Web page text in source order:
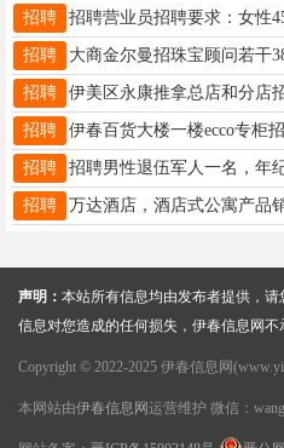
招聘
招聘
招聘
招聘
招聘
招聘
声明： 本站所有信息均由发布者提供，
信息对您造成的任何损失，伊春信息网不
Copyright © 2022-2025 伊春信息网
本网站由伊春信息网 运营维护 微信：